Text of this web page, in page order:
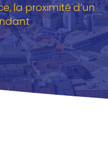
la proximité d’un